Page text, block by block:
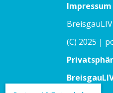
Impressum
(C) 2025 |